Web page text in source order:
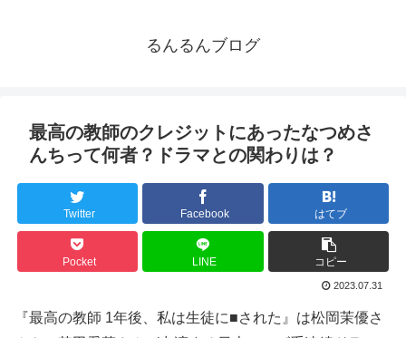
るんるんブログ
最高の教師のクレジットにあったなつめさ
んちって何者？ドラマとの関わりは？
Twitter Facebook はてブ
Pocket LINE コピー
2023.07.31
『最高の教師 1年後、私は生徒に■された』は松岡茉優さ